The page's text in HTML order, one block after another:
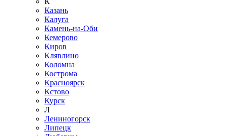
Казань
Калуга
Камень-на-Оби
Кемерово
Киров
Клявлино
Коломна
Кострома
Красноярск
Кстово
Курск
Л
Лениногорск
Липецк